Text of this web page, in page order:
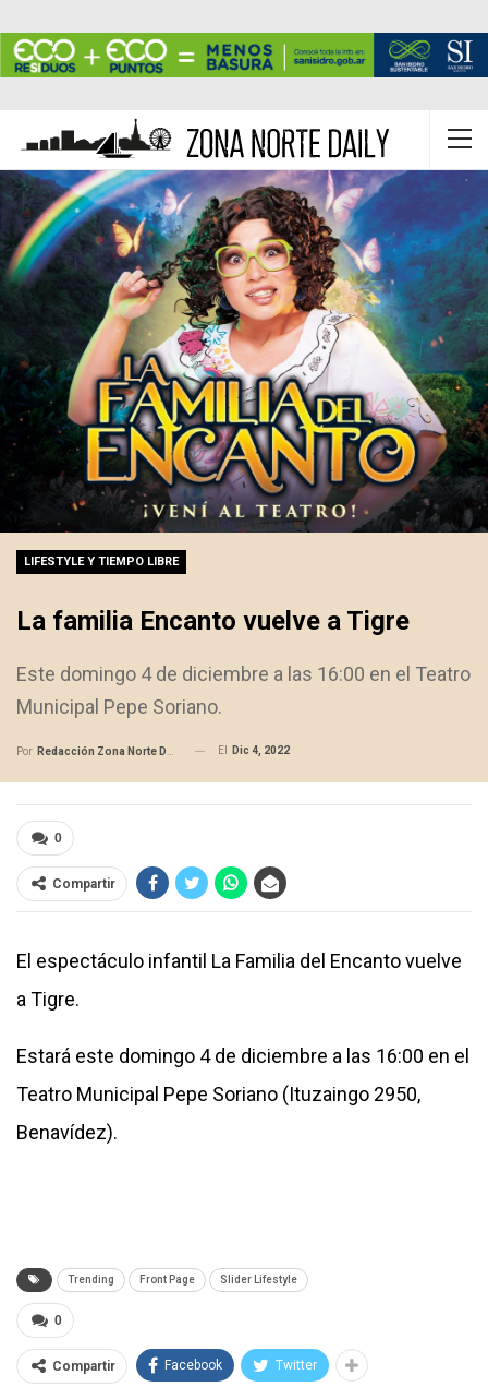
LIFESTYLE Y TIEMPO LIBRE
La familia Encanto vuelve a Tigre
Este domingo 4 de diciembre a las 16:00 en el Teatro
Municipal Pepe Soriano.
Por Redacción Zona Norte Daily El Dic 4, 2022
0
Compartir
El espectáculo infantil La Familia del Encanto vuelve
a Tigre.
Estará este domingo 4 de diciembre a las 16:00 en el
Teatro Municipal Pepe Soriano (Ituzaingo 2950,
Benavídez).
Trending Front Page Slider Lifestyle
0
Compartir Facebook Twitter